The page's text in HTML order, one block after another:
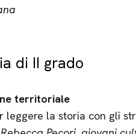
di II grado
territoriale
la storia con gli